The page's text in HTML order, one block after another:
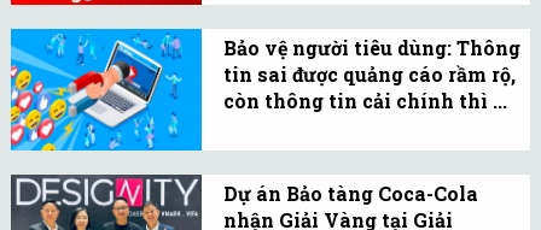
phát triển bền vững
thông qua những đóng
góp thiết thực cho cộng
đồng.
Bảo vệ người tiêu dùng: Thông
tin sai được quảng cáo rầm rộ,
còn thông tin cải chính thì ...
thuộc các lĩnh vực khác
Dự án Bảo tàng Coca-Cola
nhận Giải Vàng tại Giải